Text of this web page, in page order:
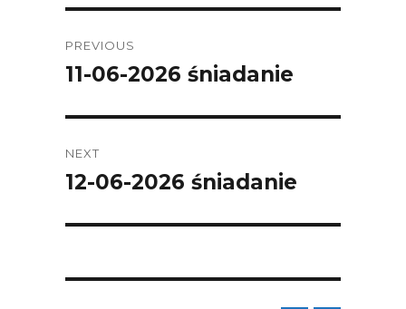
navigation
PREVIOUS
Previous
11-06-2026 śniadanie
NEXT
Next
12-06-2026 śniadanie